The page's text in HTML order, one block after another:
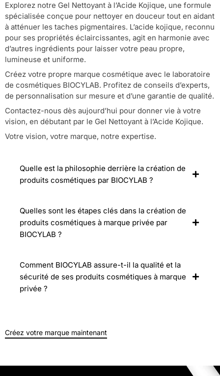
Explorez notre Gel Nettoyant à l’Acide Kojique, une formule
spécialisée conçue pour nettoyer en douceur tout en aidant
à atténuer les taches pigmentaires. L’acide kojique, reconnu
pour ses propriétés éclaircissantes, agit en harmonie avec
d’autres ingrédients pour laisser votre peau propre,
lumineuse et uniforme.
Créez votre propre marque cosmétique avec le laboratoire
de cosmétiques BIOCYLAB. Profitez de conseils d’experts,
de personnalisation sur mesure et d’une garantie de qualité.
Contactez-nous dès aujourd’hui pour donner vie à votre
vision, en débutant par le Gel Nettoyant à l’Acide Kojique.
Votre vision, votre marque, notre expertise.
Quelle est la philosophie derrière la création de
produits cosmétiques par BIOCYLAB ?
Quelles sont les étapes clés dans la création de
produits cosmétiques à marque privée par
BIOCYLAB ?
Comment BIOCYLAB assure-t-il la qualité et la
sécurité de ses produits cosmétiques à marque
privée ?
Créez votre marque maintenant